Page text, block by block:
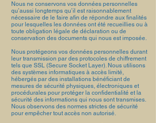
Nous ne conservons vos données personnelles
qu’aussi longtemps qu’il est raisonnablement
nécessaire de le faire afin de répondre aux finalités
pour lesquelles les données ont été recueillies ou à
toute obligation légale de déclaration ou de
conservation des documents qui nous est imposée.
Nous protégeons vos données personnelles durant
leur transmission par des protocoles de chiffrement
tels que SSL (Secure Socket Layer). Nous utilisons
des systèmes informatiques à accès limité,
hébergés par des installations bénéficiant de
mesures de sécurité physiques, électroniques et
procédurales pour protéger la confidentialité et la
sécurité des informations qui nous sont transmises.
Nous observons des normes strictes de sécurité
pour empêcher tout accès non autorisé.